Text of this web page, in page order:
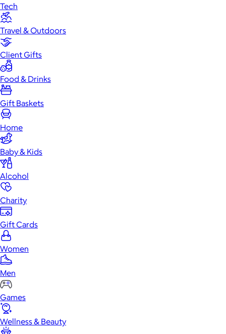
Tech
Travel & Outdoors
Client Gifts
Food & Drinks
Gift Baskets
Home
Baby & Kids
Alcohol
Charity
Gift Cards
Women
Men
Games
Wellness & Beauty